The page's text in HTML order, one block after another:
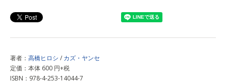
著者： 高橋ヒロシ / カズ・ヤンセ
定価：本体 600 円+税
ISBN：978-4-253-14044-7